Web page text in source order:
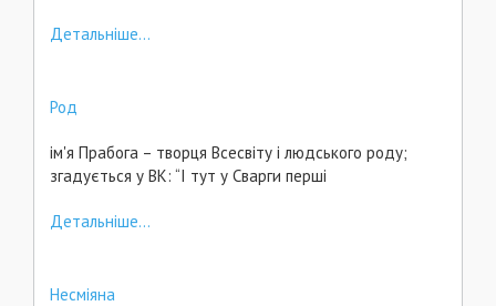
Детальніше...
Род
ім'я Прабога – творця Всесвіту і людського роду;
згадується у ВК: “І тут у Сварги перші
Детальніше...
Несміяна